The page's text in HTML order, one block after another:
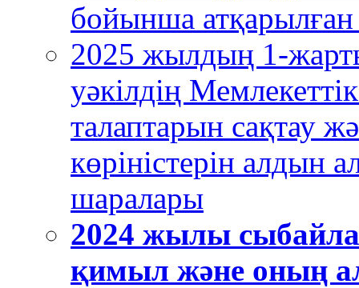
бойынша
2025 жылдың 1-
уәкілдің
талаптарын сақтау
көріністерін алдын
шаралары
2024 жылы
қимыл және оның